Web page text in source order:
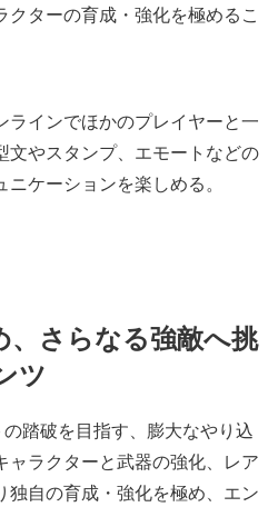
クターの育成・強化を極めるこ
ラインでほかのプレイヤーと一
文やスタンプ、エモートなどの
ケーションを楽しめる。
、さらなる強敵へ挑
ツ
踏破を目指す、膨大なやり込
ャラクターと武器の強化、レア
独自の育成・強化を極め、エン